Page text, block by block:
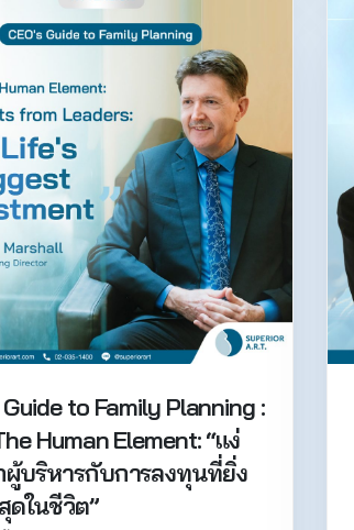
Guide to Family Planning :
Human Element: “แง่
บริหารกับการลงทุนที่ยิ่ง
ในชีวิต”